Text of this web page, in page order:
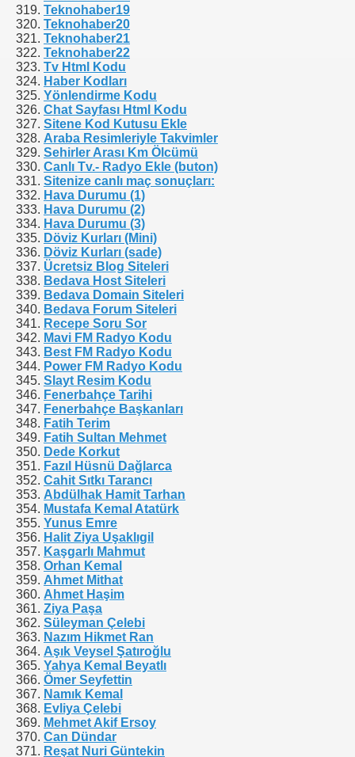
Teknohaber19
Teknohaber20
Teknohaber21
Teknohaber22
Tv Html Kodu
Haber Kodları
Yönlendirme Kodu
Chat Sayfası Html Kodu
Sitene Kod Kutusu Ekle
Araba Resimleriyle Takvimler
Sehirler Arası Km Ölcümü
Canlı Tv.- Radyo Ekle (buton)
Sitenize canlı maç sonuçları:
Hava Durumu (1)
Hava Durumu (2)
Hava Durumu (3)
Döviz Kurları (Mini)
Döviz Kurları (sade)
Ücretsiz Blog Siteleri
Bedava Host Siteleri
Bedava Domain Siteleri
Bedava Forum Siteleri
Recepe Soru Sor
Mavi FM Radyo Kodu
Best FM Radyo Kodu
Power FM Radyo Kodu
Slayt Resim Kodu
Fenerbahçe Tarihi
Fenerbahçe Başkanları
Fatih Terim
Fatih Sultan Mehmet
Dede Korkut
Fazıl Hüsnü Dağlarca
Cahit Sıtkı Tarancı
Abdülhak Hamit Tarhan
Mustafa Kemal Atatürk
Yunus Emre
Halit Ziya Uşaklıgil
Kaşgarlı Mahmut
Orhan Kemal
Ahmet Mithat
Ahmet Haşim
Ziya Paşa
Süleyman Çelebi
Nazım Hikmet Ran
Aşık Veysel Şatıroğlu
Yahya Kemal Beyatlı
Ömer Seyfettin
Namık Kemal
Evliya Çelebi
Mehmet Akif Ersoy
Can Dündar
Reşat Nuri Güntekin
optimize edebilirim?
bağlantı nasıl verebilirim?
tek satırda nasıl gösterebilirim?